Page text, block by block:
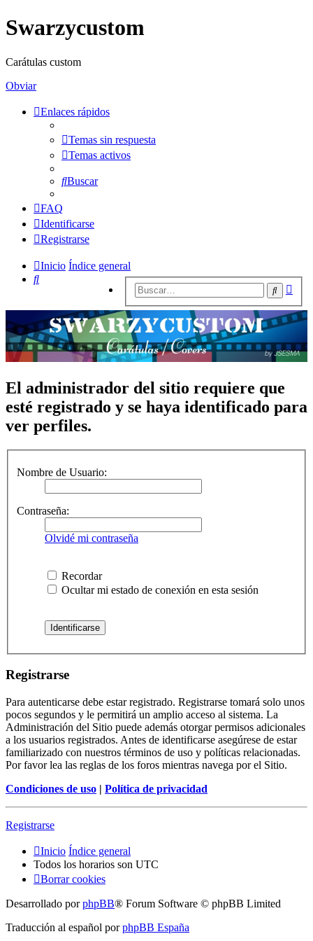
Swarzycustom
Carátulas custom
Obviar
Enlaces rápidos
Temas sin respuesta
Temas activos
Buscar
FAQ
Identificarse
Registrarse
Inicio Índice general
Buscar
Buscar
El administrador del sitio requiere que
esté registrado y se haya identificado para
ver perfiles.
Nombre de Usuario:
Contraseña:
Olvidé mi contraseña
Recordar
Ocultar mi estado de conexión en esta sesión
Registrarse
Para autenticarse debe estar registrado. Registrarse tomará solo unos
pocos segundos y le permitirá un amplio acceso al sistema. La
Administración del Sitio puede además otorgar permisos adicionales
a los usuarios registrados. Antes de identificarse asegúrese de estar
familiarizado con nuestros términos de uso y políticas relacionadas.
Por favor lea las reglas de los foros mientras navega por el Sitio.
Condiciones de uso | Política de privacidad
Registrarse
Inicio Índice general
Todos los horarios son UTC
Borrar cookies
Desarrollado porphpBB® Forum Software © phpBB Limited
Traducción al español porphpBB España